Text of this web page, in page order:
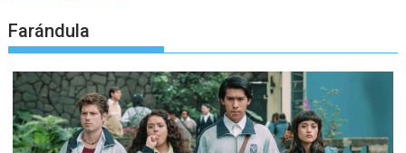
Farándula